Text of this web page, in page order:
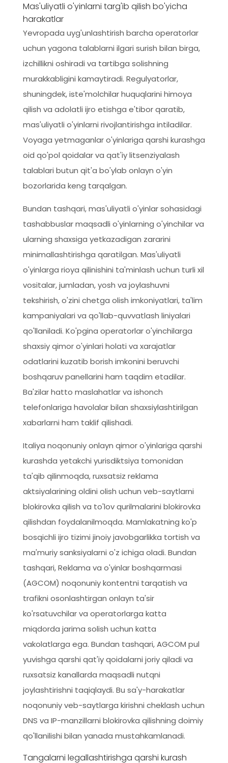
Mas'uliyatli o'yinlarni targ'ib qilish bo'yicha
harakatlar
Yevropada uyg'unlashtirish barcha operatorlar
uchun yagona talablarni ilgari surish bilan birga,
izchillikni oshiradi va tartibga solishning
murakkabligini kamaytiradi. Regulyatorlar,
shuningdek, iste'molchilar huquqlarini himoya
qilish va adolatli ijro etishga e'tibor qaratib,
mas'uliyatli o'yinlarni rivojlantirishga intiladilar.
Voyaga yetmaganlar o'yinlariga qarshi kurashga
oid qo'pol qoidalar va qat'iy litsenziyalash
talablari butun qit'a bo'ylab onlayn o'yin
bozorlarida keng tarqalgan.
Bundan tashqari, mas'uliyatli o'yinlar sohasidagi
tashabbuslar maqsadli o'yinlarning o'yinchilar va
ularning shaxsiga yetkazadigan zararini
minimallashtirishga qaratilgan. Mas'uliyatli
o'yinlarga rioya qilinishini ta'minlash uchun turli xil
vositalar, jumladan, yosh va joylashuvni
tekshirish, o'zini chetga olish imkoniyatlari, ta'lim
kampaniyalari va qo'llab-quvvatlash liniyalari
qo'llaniladi. Ko'pgina operatorlar o'yinchilarga
shaxsiy qimor o'yinlari holati va xarajatlar
odatlarini kuzatib borish imkonini beruvchi
boshqaruv panellarini ham taqdim etadilar.
Ba'zilar hatto maslahatlar va ishonch
telefonlariga havolalar bilan shaxsiylashtirilgan
xabarlarni ham taklif qilishadi.
Italiya noqonuniy onlayn qimor o'yinlariga qarshi
kurashda yetakchi yurisdiktsiya tomonidan
ta'qib qilinmoqda, ruxsatsiz reklama
aktsiyalarining oldini olish uchun veb-saytlarni
blokirovka qilish va to'lov qurilmalarini blokirovka
qilishdan foydalanilmoqda. Mamlakatning ko'p
bosqichli ijro tizimi jinoiy javobgarlikka tortish va
ma'muriy sanksiyalarni o'z ichiga oladi. Bundan
tashqari, Reklama va o'yinlar boshqarmasi
(AGCOM) noqonuniy kontentni tarqatish va
trafikni osonlashtirgan onlayn ta'sir
ko'rsatuvchilar va operatorlarga katta
miqdorda jarima solish uchun katta
vakolatlarga ega. Bundan tashqari, AGCOM pul
yuvishga qarshi qat'iy qoidalarni joriy qiladi va
ruxsatsiz kanallarda maqsadli nutqni
joylashtirishni taqiqlaydi. Bu sa'y-harakatlar
noqonuniy veb-saytlarga kirishni cheklash uchun
DNS va IP-manzillarni blokirovka qilishning doimiy
qo'llanilishi bilan yanada mustahkamlanadi.
Tangalarni legallashtirishga qarshi kurash